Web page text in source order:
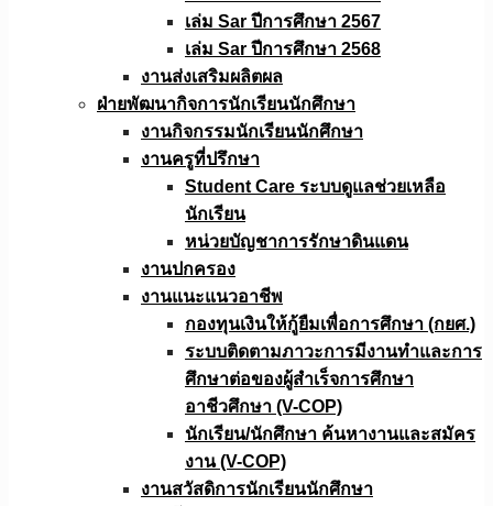
เล่ม Sar ปีการศึกษา 2567
เล่ม Sar ปีการศึกษา 2568
งานส่งเสริมผลิตผล
ฝ่ายพัฒนากิจการนักเรียนนักศึกษา
งานกิจกรรมนักเรียนนักศึกษา
งานครูที่ปรึกษา
Student Care ระบบดูแลช่วยเหลือ
นักเรียน
หน่วยบัญชาการรักษาดินแดน
งานปกครอง
งานแนะแนวอาชีพ
กองทุนเงินให้กู้ยืมเพื่อการศึกษา (กยศ.)
ระบบติดตามภาวะการมีงานทำและการ
ศึกษาต่อของผู้สำเร็จการศึกษา
อาชีวศึกษา (V-COP)
นักเรียน/นักศึกษา ค้นหางานและสมัคร
งาน (V-COP)
งานสวัสดิการนักเรียนนักศึกษา